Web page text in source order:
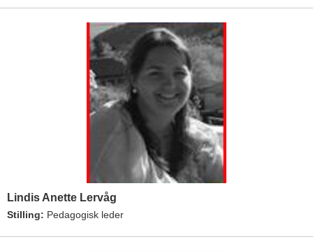
Lindis Anette Lervåg
Stilling: Pedagogisk leder